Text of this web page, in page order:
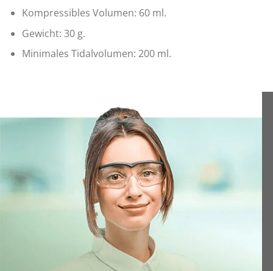
Kompressibles Volumen: 60 ml.
Gewicht: 30 g.
Minimales Tidalvolumen: 200 ml.